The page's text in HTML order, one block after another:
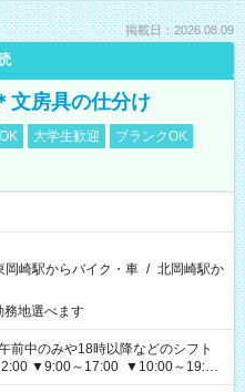
掲載日：2026.08.09
文房具の仕分け
大学生歓迎
ブランクOK
岡崎駅からバイク・車 / 北岡崎駅か
地選べます
前中のみや18時以降などのシフト
▼9:00～17:00 ▼10:00～19:00